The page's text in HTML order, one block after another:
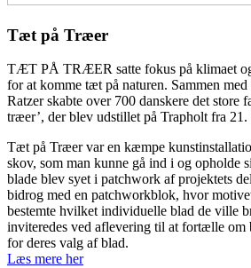
Tæt på Træer
TÆT PÅ TRÆER satte fokus på klimaet og
for at komme tæt på naturen. Sammen
Ratzer skabte over 700 danskere det
træer’, der blev udstillet på Trapholt fra 21.
Tæt på Træer var en kæmpe
skov, som man kunne gå ind i og opholde
blade blev syet i patchwork af projektets
bidrog med en patchworkblok, hvor
bestemte hvilket individuelle blad de ville
inviteredes ved aflevering til at fortælle om
for deres valg af blad.
Læs mere her